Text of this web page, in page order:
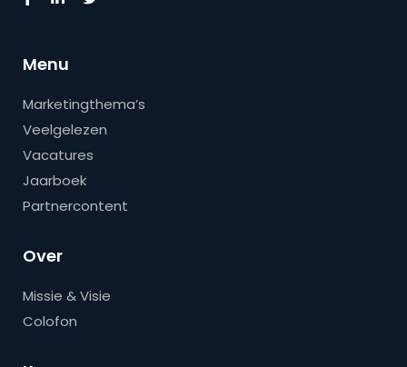
Menu
Marketingthema’s
Veelgelezen
Vacatures
Jaarboek
Partnercontent
Over
Missie & Visie
Colofon